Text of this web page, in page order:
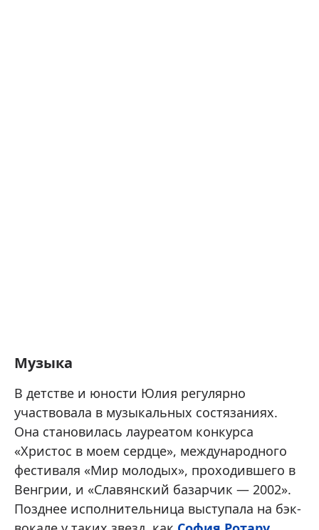
Музыка
В детстве и юности Юлия регулярно
участвовала в музыкальных состязаниях.
Она становилась лауреатом конкурса
«Христос в моем сердце», международного
фестиваля «Мир молодых», проходившего в
Венгрии, и «Славянский базарчик — 2002».
Позднее исполнительница выступала на бэк-